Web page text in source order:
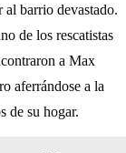
al barrio devastado.
de los rescatistas
a Max
aferrándose a la
de su hogar.